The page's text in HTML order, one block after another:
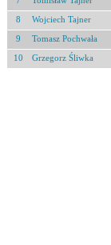
8 Wojciech Tajner
9 Tomasz Pochwała
10 Grzegorz Śliwka